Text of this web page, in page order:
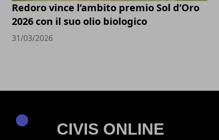
Redoro vince l’ambito premio Sol d’Oro
2026 con il suo olio biologico
31/03/2026